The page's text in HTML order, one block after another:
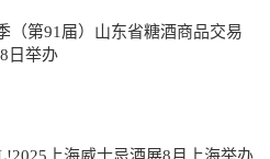
（第91届）山东省糖酒商品交易
日举办